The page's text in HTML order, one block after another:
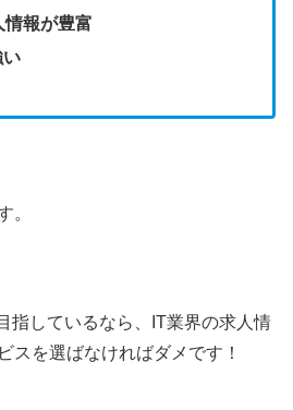
情報が豊富
い
。
指しているなら、IT業界の求人情
スを選ばなければダメです！